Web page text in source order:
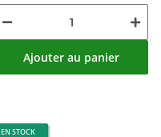
Ajouter au panier
EN STOCK